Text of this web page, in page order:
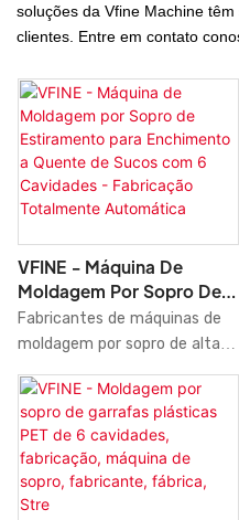
soluções da Vfine Machine
clientes. Entre em contato
VFINE - Máquina De
Moldagem Por Sopro De
Estiramento Para
Enchimento A Quente De
Fabricação Totalmente
Automática
Fabricantes de máquinas de
moldagem por sopro de alta
quente de sucos com 6
cavidades. Comparada a
produtos similares no
mercado, esta máquina
apresenta vantagens